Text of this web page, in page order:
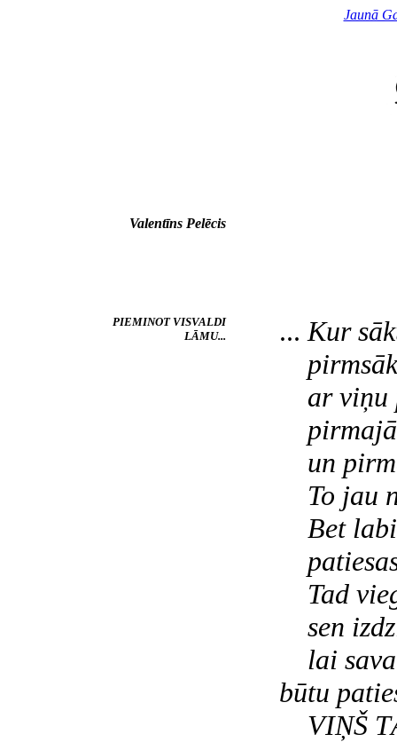
Jaunā
Valentīns Pelēcis
PIEMINOT VISVALDI
LĀMU...
... Kur
ar viņu
un
To jau
Bet
Tad
sen
lai sava
būtu
VIŅŠ